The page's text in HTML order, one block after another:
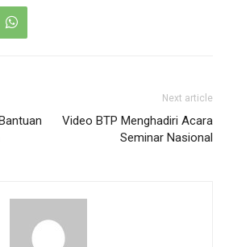
Next article
Video BTP Menghadiri Acara
Seminar Nasional